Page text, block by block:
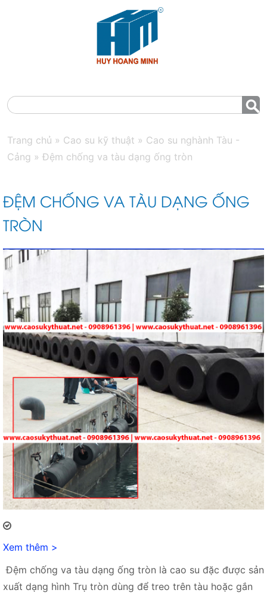
Trang chủ » Cao su kỹ thuật » Cao su nghành Tàu -
Cảng » Đệm chống va tàu dạng ống tròn
ĐỆM CHỐNG VA TÀU DẠNG ỐNG
TRÒN
Xem thêm >
Đệm chống va tàu dạng ống tròn là cao su đặc được sản
xuất dạng hình Trụ tròn dùng để treo trên tàu hoặc gắn